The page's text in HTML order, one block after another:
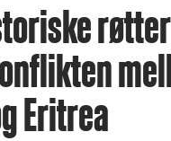
Eritrea